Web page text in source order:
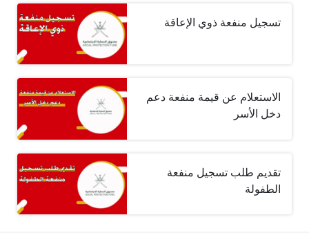
تسجيل منفعة ذوي الإعاقة
الاستعلام عن قيمة منفعة دعم
دخل الأسر
تقديم طلب تسجيل منفعة
الطفولة